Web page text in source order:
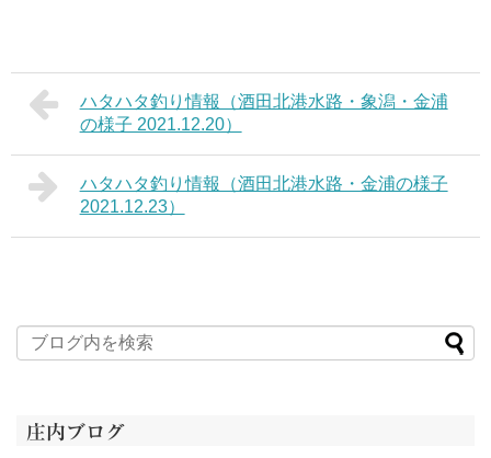
ハタハタ釣り情報（酒田北港水路・象潟・金浦
の様子 2021.12.20）
ハタハタ釣り情報（酒田北港水路・金浦の様子
2021.12.23）
庄内ブログ